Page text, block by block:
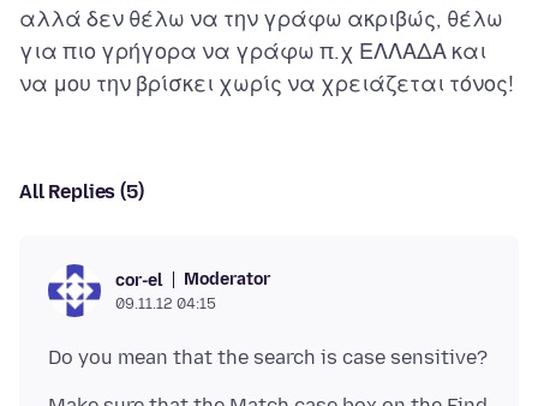
αλλά δεν θέλω να την γράφω ακριβώς, θέλω
για πιο γρήγορα να γράφω π.χ ΕΛΛΑΔΑ και
All Replies (5)
cor-el Moderator
09.11.12 04:15